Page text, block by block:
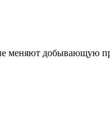
меняют добывающую